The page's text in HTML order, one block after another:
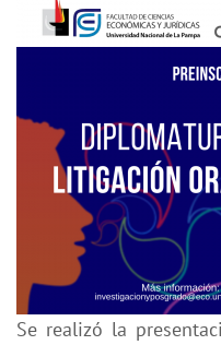
Se realizó la